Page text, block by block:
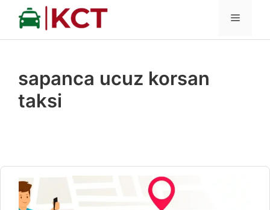
İçeriğe
MENÜ
sapanca ucuz korsan
taksi